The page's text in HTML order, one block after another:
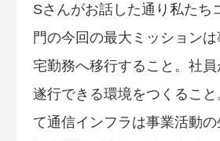
Sさんがお話した通り私たち
門の今回の最大ミッション
宅勤務へ移行すること。社
遂行できる環境をつくるこ
て通信インフラは事業活動の